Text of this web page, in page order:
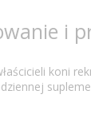
i
koni